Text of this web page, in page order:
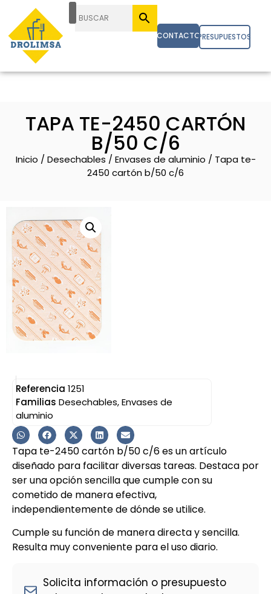
CONTACTOPRESUPUESTOS
TAPA TE-2450 CARTÓN
B/50 C/6
Inicio / Desechables / Envases de aluminio / Tapa te-
2450 cartón b/50 c/6
Referencia 1251
Familias Desechables,Envases de
aluminio
Tapa te-2450 cartón b/50 c/6 es un artículo
diseñado para facilitar diversas tareas. Destaca por
ser una opción sencilla que cumple con su
cometido de manera efectiva,
independientemente de dónde se utilice.
Cumple su función de manera directa y sencilla.
Resulta muy conveniente para el uso diario.
Solicita información o presupuesto